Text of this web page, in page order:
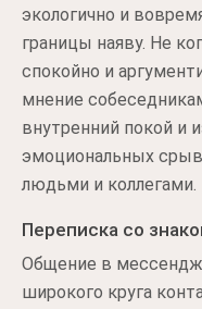
экологично и
границы наяву. Не
спокойно и
мнение
внутренний покой и
эмоциональных
людьми и коллегами.
Переписка со
Общение в
широкого круга